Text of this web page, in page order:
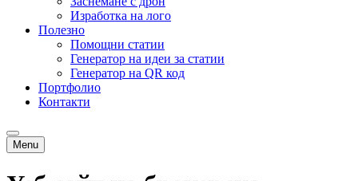
Изработка на лого
Полезно
Помощни статии
Генератор на идеи за статии
Генератор на QR код
Портфолио
Контакти
Menu